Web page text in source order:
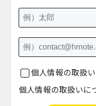
個人情報の取扱
個人情報の取扱いに